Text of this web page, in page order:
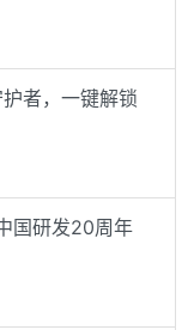
者，一键解锁
国研发20周年